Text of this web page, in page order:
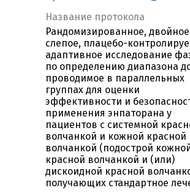
Название протокола
Рандомизированное, двойное
слепое, плацебо-
адаптивное исследование
по определению диапазона
проводимое в параллельных
группах для оценки
эффективности и
применения энпаторана у
пациентов с системной
волчанкой и кожной красной
волчанкой (подострой
красной волчанкой и (или)
дискоидной красной
получающих стандартное